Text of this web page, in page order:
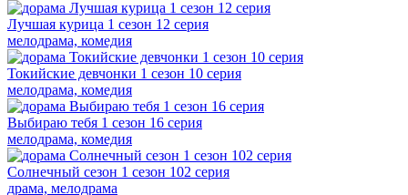
Лучшая курица 1 сезон 12 серия
мелодрама, комедия
Токийские девчонки 1 сезон 10 серия
мелодрама, комедия
Выбираю тебя 1 сезон 16 серия
мелодрама, комедия
Солнечный сезон 1 сезон 102 серия
драма, мелодрама